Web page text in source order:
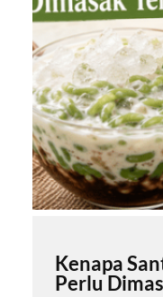
Kenapa
Perlu